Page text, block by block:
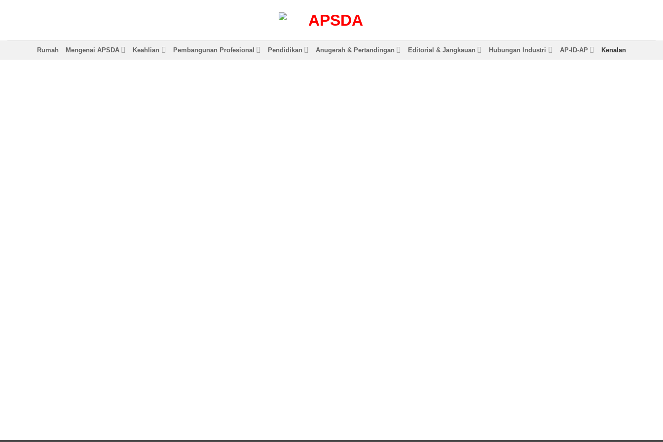
Rumah Mengenai APSDA Keahlian Pembangunan Profesional Pendidikan Anugerah & Pertandingan Editorial & Jangkauan Hubungan Industri AP-ID-AP Kenalan